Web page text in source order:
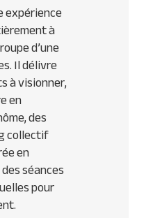
expérience
à
d’une
Il délivre
à visionner,
en
des
collectif
en
séances
pour